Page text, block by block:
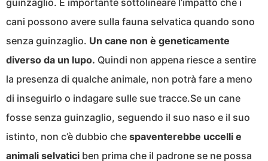
guinzaglio. È importante sottolineare l’impatto che i
cani possono avere sulla fauna selvatica quando sono
senza guinzaglio. Un cane non è geneticamente
diverso da un lupo. Quindi non appena riesce a sentire
la presenza di qualche animale, non potrà fare a meno
di inseguirlo o indagare sulle sue tracce.Se un cane
fosse senza guinzaglio, seguendo il suo naso e il suo
istinto, non c’è dubbio che spaventerebbe uccelli e
animali selvatici ben prima che il padrone se ne possa